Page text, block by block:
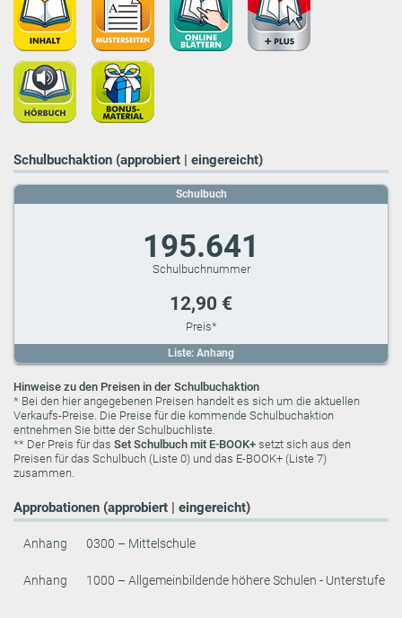
Schulbuchaktion (approbiert | eingereicht)
Liste: Anhang
Schulbuch
195.641
12,90 €
Hinweise zu den Preisen in der Schulbuchaktion
* Bei den hier angegebenen Preisen handelt es sich um die aktuellen
Verkaufs-Preise. Die Preise für die kommende Schulbuchaktion
entnehmen Sie bitte der Schulbuchliste.
** Der Preis für das Set Schulbuch mit E-BOOK+ setzt sich aus den
Preisen für das Schulbuch (Liste 0) und das E-BOOK+ (Liste 7)
zusammen.
Approbationen (approbiert | eingereicht)
Anhang 0300 – Mittelschule
Anhang 1000 – Allgemeinbildende höhere Schulen - Unterstufe